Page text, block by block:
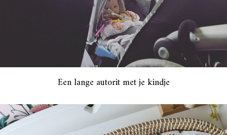
Een lange autorit met je kindje